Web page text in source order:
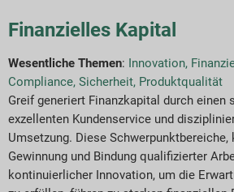
Finanzielles Kapital
Wesentliche Themen: Innovation,
Compliance, Sicherheit, Produktqualität
Greif generiert Finanzkapital durch einen
exzellenten Kundenservice und
Umsetzung. Diese
Gewinnung und Bindung qualifizierter
kontinuierlicher Innovation, um die